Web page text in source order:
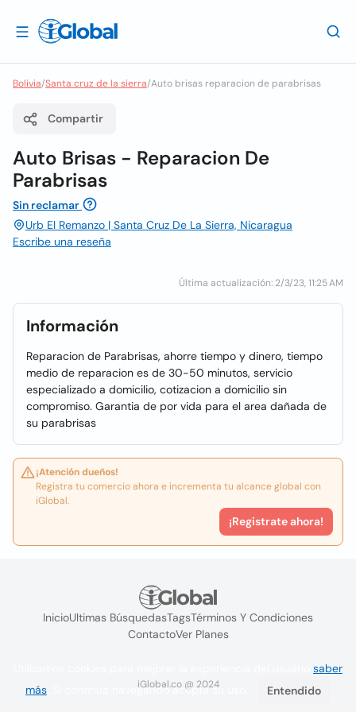
Bolivia/Santa cruz de la sierra/Auto brisas reparacion de parabrisas
Compartir
Auto Brisas - Reparacion De
Parabrisas
Sin reclamar
Urb El Remanzo | Santa Cruz De La Sierra, Nicaragua
Escribe una reseña
Última actualización: 2/3/23, 11:25 AM
Información
Reparacion de Parabrisas, ahorre tiempo y dinero, tiempo
medio de reparacion es de 30-50 minutos, servicio
especializado a domicilio, cotizacion a domicilio sin
compromiso. Garantia de por vida para el area dañada de
su parabrisas
¡Atención dueños!
Registra tu comercio ahora e incrementa tu alcance global con
iGlobal.
¡Registrate ahora!
InicioUltimas BúsquedasTagsTérminos Y Condiciones
ContactoVer Planes
iGlobal.co @ 2024
saber
más . Si continúa navegando acepta su uso. Entendido